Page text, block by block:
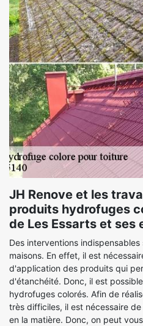
JH Renove et les
produits hydrofuges
de Les Essarts et ses
Des interventions
maisons. En effet, il est
d'application des produits qui
d'étanchéité. Donc, il est
hydrofuges colorés. Afin de
très difficiles, il est nécessaire
en la matière. Donc, on peut